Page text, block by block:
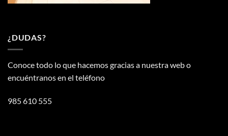
¿DUDAS?
Conoce todo lo que hacemos gracias a nuestra web o
encuéntranos en el teléfono
985 610 555